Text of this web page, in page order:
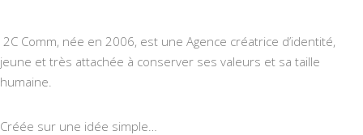
2C Comm, née en 2006, est une Agence créatrice d’identité,
jeune et très attachée à conserver ses valeurs et sa taille
humaine.
Créée sur une idée simple…